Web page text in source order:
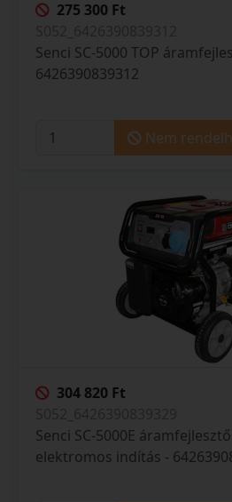
275 300 Ft
Senci SC-5000 TOP
6426390839312
Nem
304 820 Ft
Senci SC-5000E
elektromos indítás -